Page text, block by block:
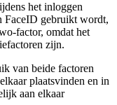
het inloggen
FaceID gebruikt wordt,
factor, omdat het
zijn.
van beide factoren
plaatsvinden en in
aan elkaar